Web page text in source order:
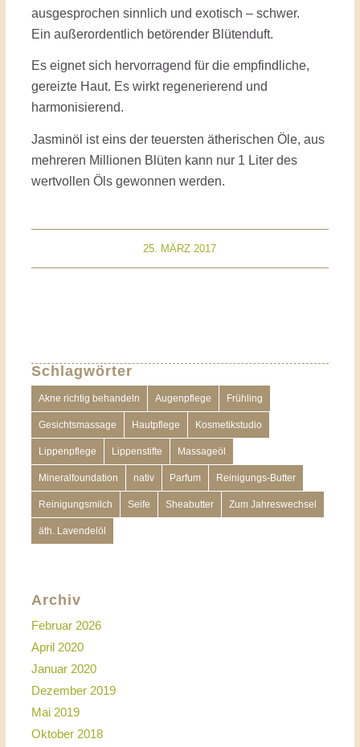
ausgesprochen sinnlich und exotisch – schwer.
Ein außerordentlich betörender Blütenduft.
Es eignet sich hervorragend für die empfindliche,
gereizte Haut. Es wirkt regenerierend und
harmonisierend.
Jasminöl ist eins der teuersten ätherischen Öle, aus
mehreren Millionen Blüten kann nur 1 Liter des
wertvollen Öls gewonnen werden.
25. MÄRZ 2017
Schlagwörter
Akne richtig behandeln Augenpflege Frühling
Gesichtsmassage Hautpflege Kosmetikstudio
Lippenpflege Lippenstifte Massageöl
Mineralfoundation nativ Parfum Reinigungs-Butter
Reinigungsmilch Seife Sheabutter Zum Jahreswechsel
äth. Lavendelöl
Archiv
Februar 2026
April 2020
Januar 2020
Dezember 2019
Mai 2019
Oktober 2018